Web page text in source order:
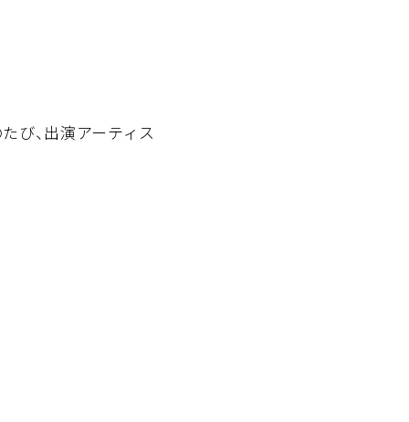
び、出演アーティス